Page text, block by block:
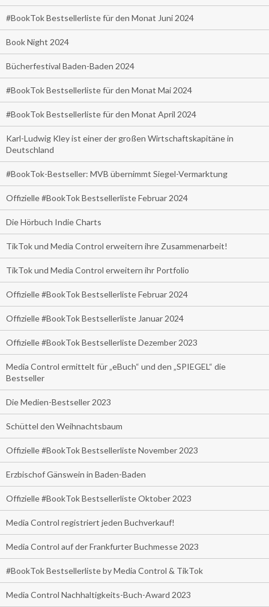
#BookTok Bestsellerliste für den Monat Juni 2024
Book Night 2024
Bücherfestival Baden-Baden 2024
#BookTok Bestsellerliste für den Monat Mai 2024
#BookTok Bestsellerliste für den Monat April 2024
Karl-Ludwig Kley ist einer der großen Wirtschaftskapitäne in
Deutschland
#BookTok-Bestseller: MVB übernimmt Siegel-Vermarktung
Offizielle #BookTok Bestsellerliste Februar 2024
Die Hörbuch Indie Charts
TikTok und Media Control erweitern ihre Zusammenarbeit!
TikTok und Media Control erweitern ihr Portfolio
Offizielle #BookTok Bestsellerliste Februar 2024
Offizielle #BookTok Bestsellerliste Januar 2024
Offizielle #BookTok Bestsellerliste Dezember 2023
Media Control ermittelt für „eBuch“ und den „SPIEGEL“ die
Bestseller
Die Medien-Bestseller 2023
Schüttel den Weihnachtsbaum
Offizielle #BookTok Bestsellerliste November 2023
Erzbischof Gänswein in Baden-Baden
Offizielle #BookTok Bestsellerliste Oktober 2023
Media Control registriert jeden Buchverkauf!
Media Control auf der Frankfurter Buchmesse 2023
#BookTok Bestsellerliste by Media Control & TikTok
Media Control Nachhaltigkeits-Buch-Award 2023